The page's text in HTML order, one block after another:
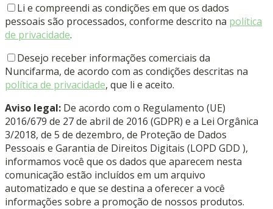
Li e compreendi as condições em que os dados
pessoais são processados, conforme descrito na política
de privacidade.
Desejo receber informações comerciais da
Nuncifarma, de acordo com as condições descritas na
política de privacidade, que li e aceito.
Aviso legal: De acordo com o Regulamento (UE)
2016/679 de 27 de abril de 2016 (GDPR) e a Lei Orgânica
3/2018, de 5 de dezembro, de Proteção de Dados
Pessoais e Garantia de Direitos Digitais (LOPD GDD ),
informamos você que os dados que aparecem nesta
comunicação estão incluídos em um arquivo
automatizado e que se destina a oferecer a você
informações sobre a promoção de nossos produtos.